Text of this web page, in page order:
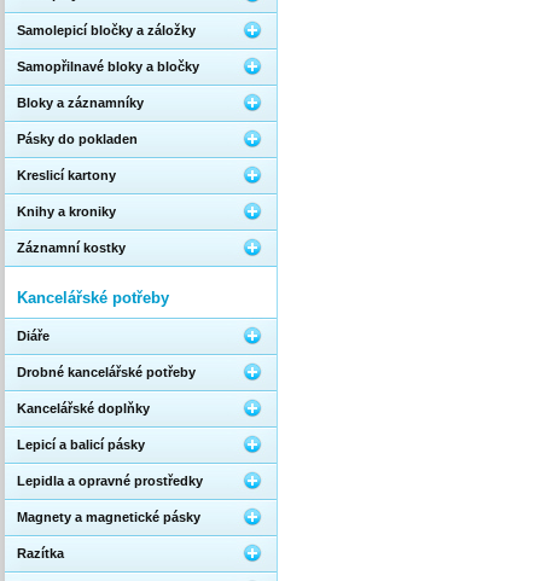
Samolepicí bločky a záložky
Samopřilnavé bloky a bločky
Bloky a záznamníky
Pásky do pokladen
Kreslicí kartony
Knihy a kroniky
Záznamní kostky
Kancelářské potřeby
Diáře
Drobné kancelářské potřeby
Kancelářské doplňky
Lepicí a balicí pásky
Lepidla a opravné prostředky
Magnety a magnetické pásky
Razítka